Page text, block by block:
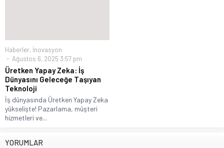
Haberler, İnovasyon
Ağustos 6, 2025 3:57 pm
Üretken Yapay Zeka: İş
Dünyasını Geleceğe Taşıyan
Teknoloji
İş dünyasında Üretken Yapay Zeka
yükselişte! Pazarlama, müşteri
hizmetleri ve...
YORUMLAR